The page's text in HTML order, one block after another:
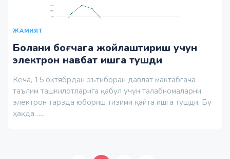
ЖАМИЯТ
Болани боғчага жойлаштириш учун
электрон навбат ишга тушди
Кеча, 15 октябрдан эътиборан давлат мактабгача
таълим ташкилотларига қабул учун талабномаларни
электрон тарзда юбориш тизими қайта ишга тушди. Бу
ҳақда…...